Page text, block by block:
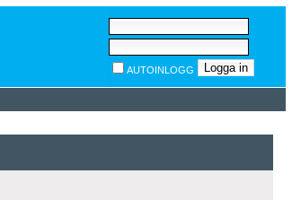
AUTOINLOGG